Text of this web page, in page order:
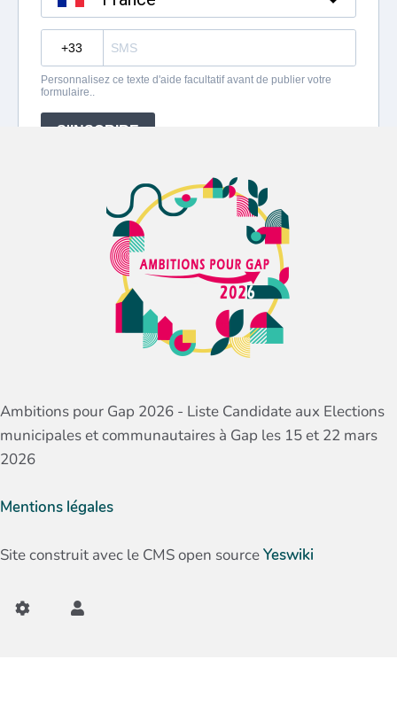
Ambitions pour Gap 2026 - Liste Candidate aux Elections
municipales et communautaires à Gap les 15 et 22 mars
2026
Mentions légales
Site construit avec le CMS open sourceYeswiki